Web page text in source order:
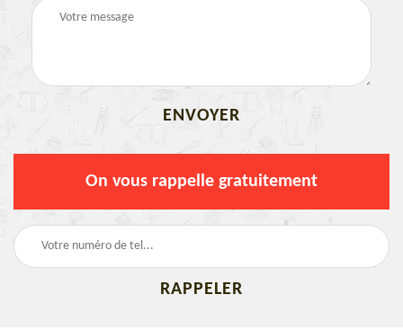
On vous rappelle gratuitement